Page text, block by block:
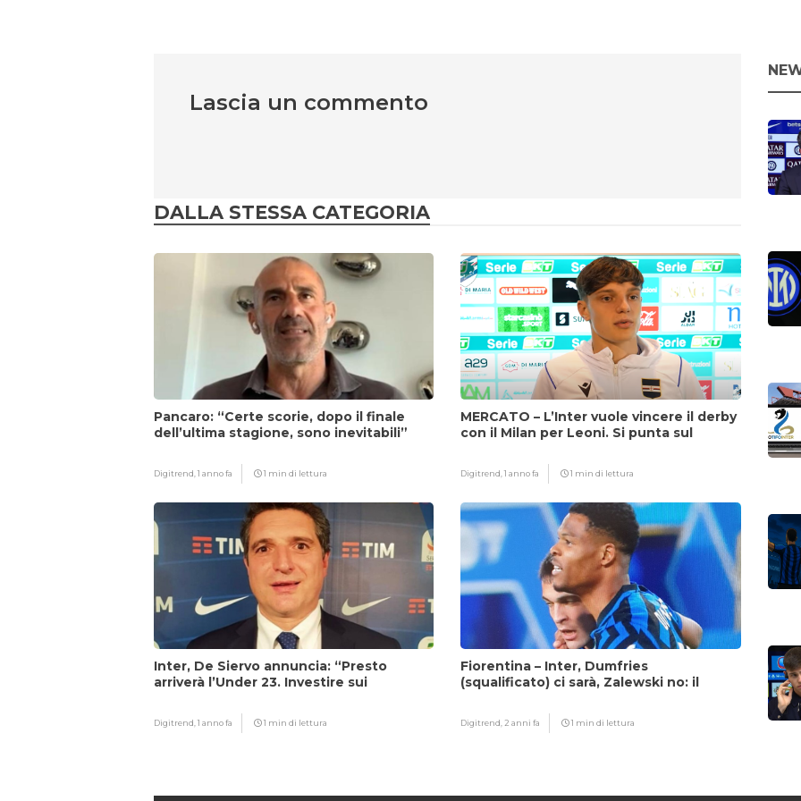
Lascia un commento
DALLA STESSA CATEGORIA
Pancaro: “Certe scorie, dopo il finale
dell’ultima stagione, sono inevitabili”
Digitrend,1 anno fa 1 min di lettura
MERCATO – L’Inter vuole vincere il derby
con il Milan per Leoni. Si punta sul
Digitrend,1 anno fa 1 min di lettura
Inter, De Siervo annuncia: “Presto
arriverà l’Under 23. Investire sui
Digitrend,1 anno fa 1 min di lettura
Fiorentina – Inter, Dumfries
(squalificato) ci sarà, Zalewski no: il
Digitrend,2 anni fa 1 min di lettura